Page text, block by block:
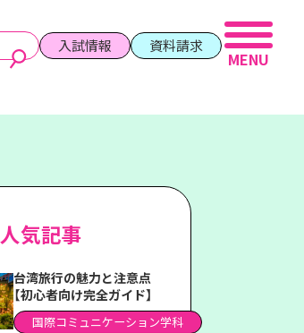
入試情報 資料請求
人気記事
台湾旅行の魅力と注意点
【初心者向け完全ガイド】
国際コミュニケーション学科